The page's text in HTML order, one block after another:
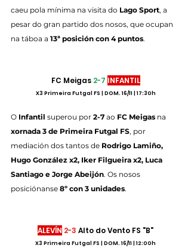
caeu pola mínima na visita do Lago Sport, a
pesar do gran partido dos nosos, que ocupan
na táboa a 13ª posición con 4 puntos.
FC Meigas 2-7 INFANTIL
X3 Primeira Futgal FS | DOM. 16/11 | 17:30h
O Infantil superou por 2-7 ao FC Meigas na
xornada 3 de Primeira Futgal FS, por
mediación dos tantos de Rodrigo Lamiño,
Hugo González x2, Iker Filgueira x2, Luca
Santiago e Jorge Abeijón. Os nosos
posiciónanse 8º con 3 unidades.
ALEVÍN 2-3 Alto do Vento FS "B"
X3 Primeira Futgal FS | DOM. 16/11 | 12:00h